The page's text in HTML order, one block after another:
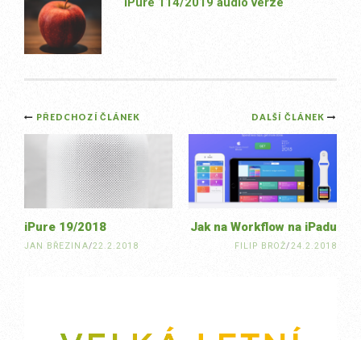
Post
navigation
DALŠÍ ČLÁNEK
Jak na Workflow na iPadu
FILIP BROŽ/24.2.2018
PŘEDCHOZÍ ČLÁNEK
iPure 19/2018
JAN BŘEZINA/22.2.2018